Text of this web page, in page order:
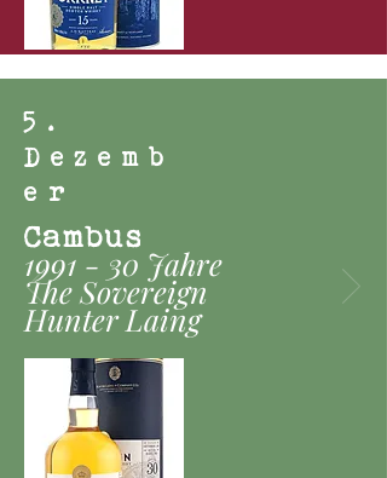
5 .
Dezemb
er
Cambus
1991 - 30 Jahre
The Sovereign
Hunter Laing